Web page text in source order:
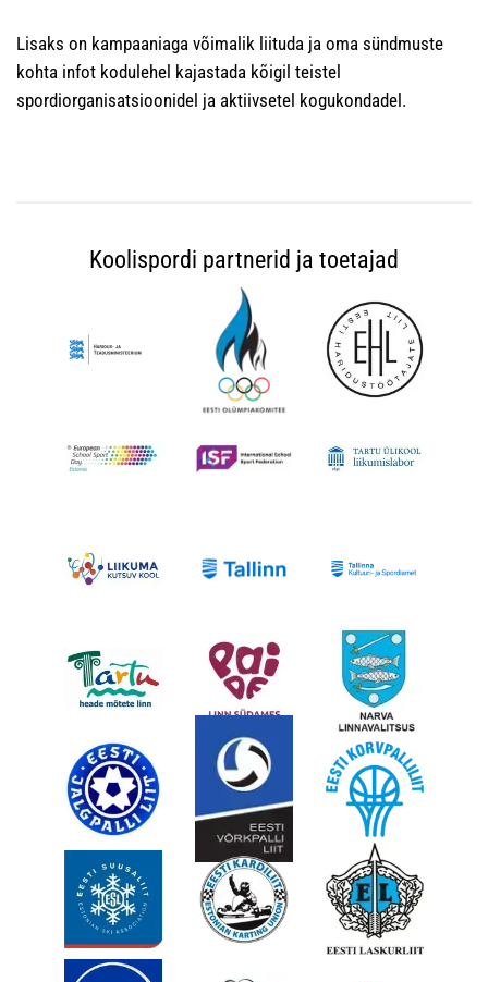
Lisaks on kampaaniaga võimalik liituda ja oma sündmuste
kohta infot kodulehel kajastada kõigil teistel
spordiorganisatsioonidel ja aktiivsetel kogukondadel.
Koolispordi partnerid ja toetajad